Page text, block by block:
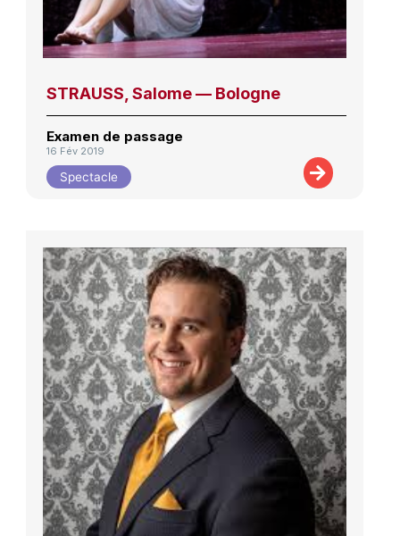
STRAUSS, Salome — Bologne
Examen de passage
16 Fév 2019
Spectacle